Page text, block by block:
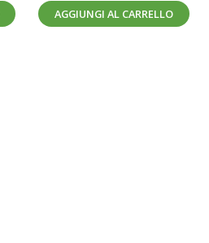
AGGIUNGI AL CARRELLO